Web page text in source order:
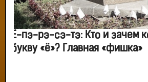
Ё-пэ-рэ-сэ-тэ: Кто и зачем
букву «ё»? Главная «фишка»